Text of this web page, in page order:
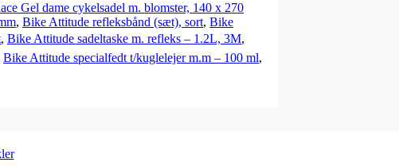
Gel dame cykelsadel m. blomster, 140 x 270
, Bike Attitude refleksbånd (sæt), sort, Bike
, Bike Attitude sadeltaske m. refleks – 1.2L, 3M,
Bike Attitude specialfedt t/kuglelejer m.m – 100 ml,